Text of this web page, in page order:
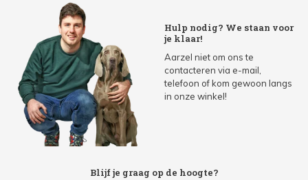
Hulp nodig? We staan voor
je klaar!
Aarzel niet om ons te
contacteren via e-mail,
telefoon of kom gewoon langs
in onze winkel!
Blijf je graag op de hoogte?